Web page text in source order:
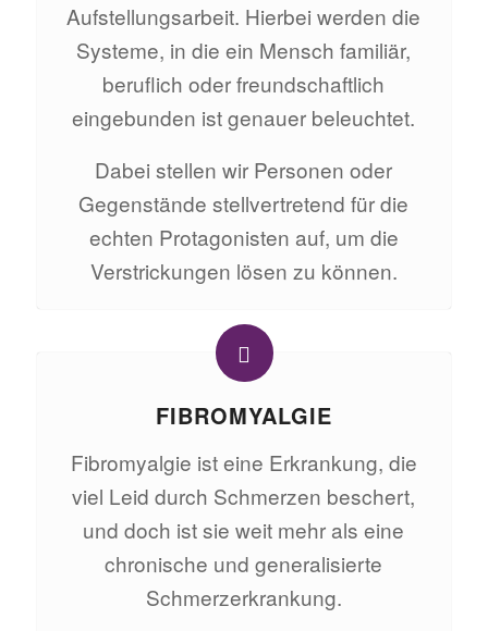
Aufstellungsarbeit. Hierbei werden die
Systeme, in die ein Mensch familiär,
beruflich oder freundschaftlich
eingebunden ist genauer beleuchtet.
Dabei stellen wir Personen oder
Gegenstände stellvertretend für die
echten Protagonisten auf, um die
Verstrickungen lösen zu können.
FIBROMYALGIE
Fibromyalgie ist eine Erkrankung, die
viel Leid durch Schmerzen beschert,
und doch ist sie weit mehr als eine
chronische und generalisierte
Schmerzerkrankung.